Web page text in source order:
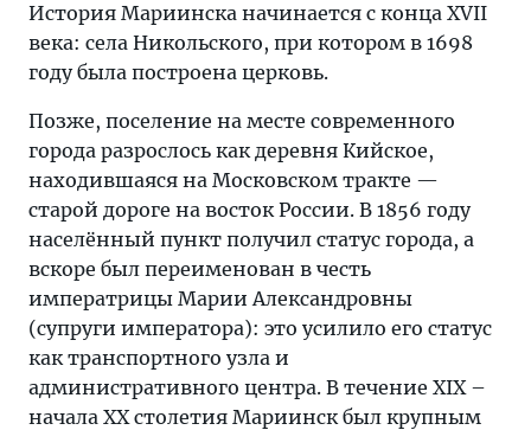
История Мариинска начинается с конца XVII
века: села Никольского, при котором в 1698
году была построена церковь.
Позже, поселение на месте современного
города разрослось как деревня Кийское,
находившаяся на Московском тракте —
старой дороге на восток России. В 1856 году
населённый пункт получил статус города, а
вскоре был переименован в честь
императрицы Марии Александровны
(супруги императора): это усилило его статус
как транспортного узла и
административного центра. В течение XIX –
начала XX столетия Мариинск был крупным